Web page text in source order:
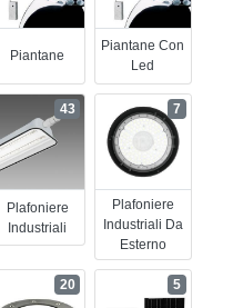
Piantane
Piantane Con
Led
Plafoniere
Industriali
43
Plafoniere
Industriali Da
Esterno
7
20 5